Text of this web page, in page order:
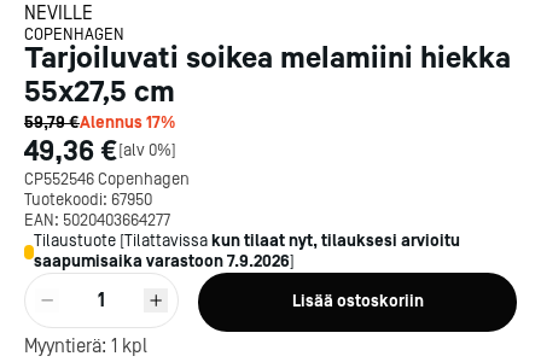
NEVILLE
COPENHAGEN
Tarjoiluvati soikea melamiini hiekka
55x27,5 cm
59,79 €Alennus17%
49,36 €[alv 0%]
CP552546 Copenhagen
Tuotekoodi: 67950
EAN: 5020403664277
Tilaustuote [Tilattavissa kun tilaat nyt, tilauksesi arvioitu
saapumisaika varastoon7.9.2026]
1 Lisää ostoskoriin
Myyntierä: 1 kpl
Kotipizza on vuonna 1987
perustettu yritys, jolla on yli